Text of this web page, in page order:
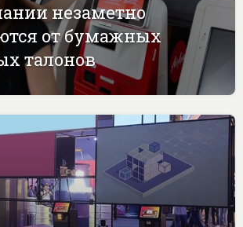
незаметно
от бумажных
талонов